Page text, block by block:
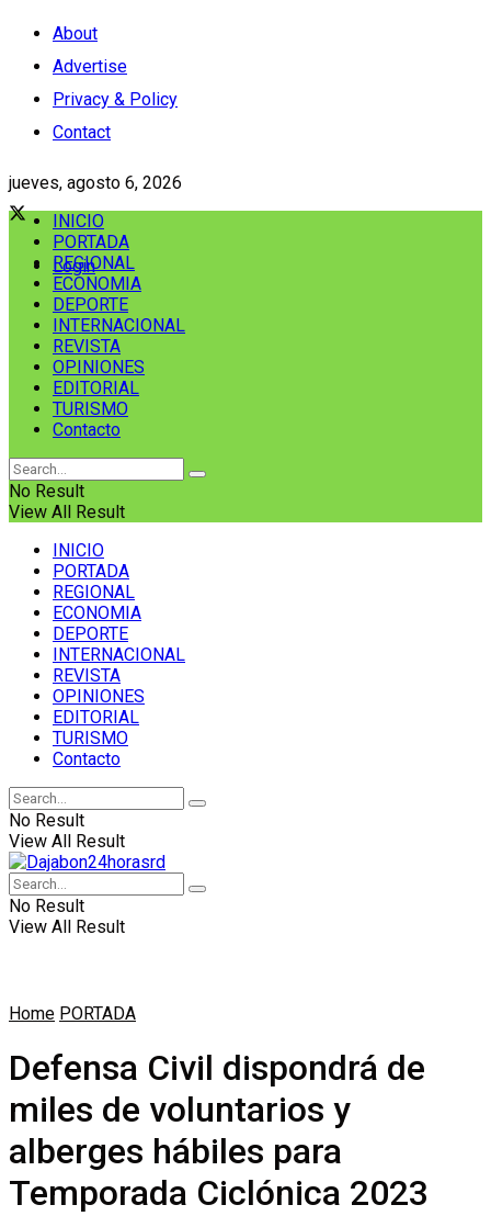
About
Advertise
Privacy & Policy
Contact
jueves, agosto 6, 2026
Login
INICIO
PORTADA
REGIONAL
ECONOMIA
DEPORTE
INTERNACIONAL
REVISTA
OPINIONES
EDITORIAL
TURISMO
Contacto
No Result
View All Result
INICIO
PORTADA
REGIONAL
ECONOMIA
DEPORTE
INTERNACIONAL
REVISTA
OPINIONES
EDITORIAL
TURISMO
Contacto
No Result
View All Result
No Result
View All Result
Home PORTADA
Defensa Civil dispondrá de
miles de voluntarios y
alberges hábiles para
Temporada Ciclónica 2023